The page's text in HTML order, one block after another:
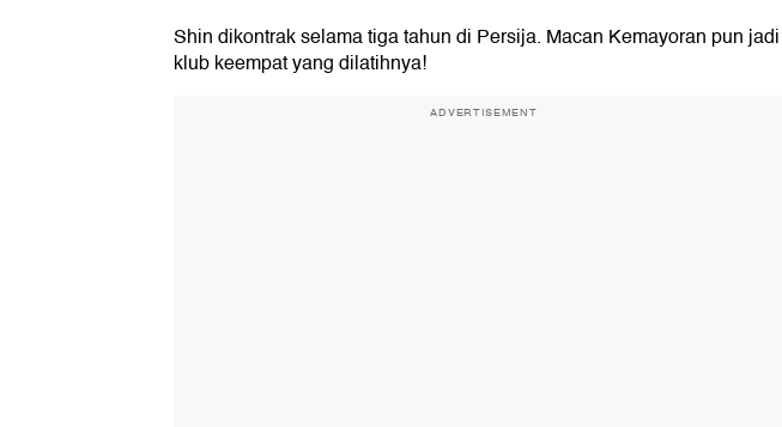
Shin dikontrak selama tiga tahun di Persija. Macan Kemayoran pun jadi
klub keempat yang dilatihnya!
ADVERTISEMENT